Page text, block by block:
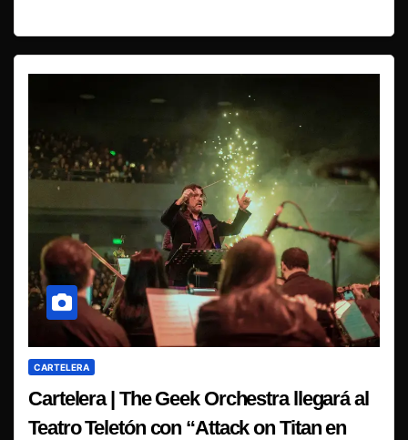
CARTELERA
Cartelera | The Geek Orchestra llegará al
Teatro Teletón con “Attack on Titan en